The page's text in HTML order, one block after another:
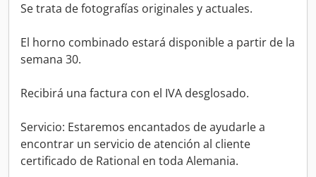
Se trata de fotografías originales y actuales.
El horno combinado estará disponible a partir de la
semana 30.
Recibirá una factura con el IVA desglosado.
Servicio: Estaremos encantados de ayudarle a
encontrar un servicio de atención al cliente
certificado de Rational en toda Alemania.